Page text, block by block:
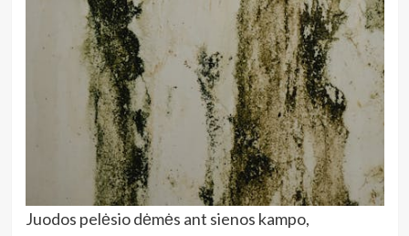
Juodos pelėsio dėmės ant sienos kampo,